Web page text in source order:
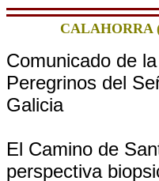
CALAHORRA
Comunicado de
Peregrinos del
Galicia
El Camino de
perspectiva